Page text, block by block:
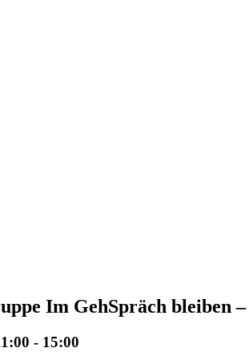
Im GehSpräch bleiben
- 15:00